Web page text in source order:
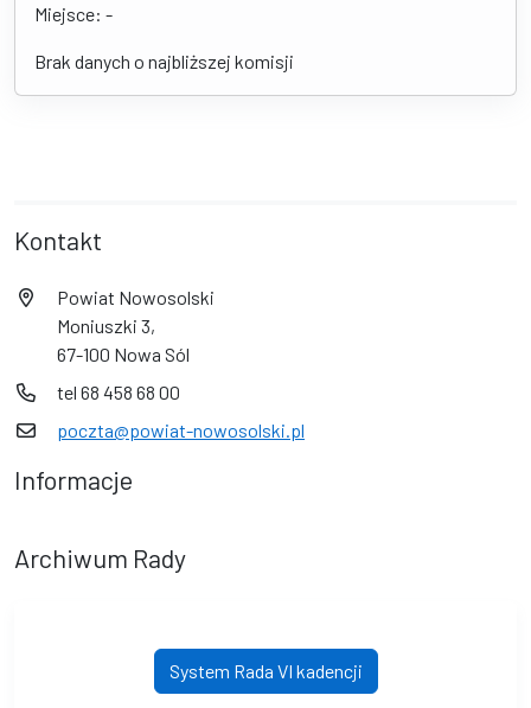
Miejsce: -
Brak danych o najbliższej komisji
Kontakt
Powiat Nowosolski
Moniuszki 3,
67-100 Nowa Sól
tel 68 458 68 00
poczta@powiat-nowosolski.pl
Informacje
Archiwum Rady
System Rada VI kadencji